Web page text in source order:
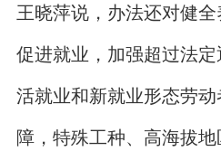
王晓萍说，办法还对健全
促进就业，加强超过法
活就业和新就业形态劳
障，特殊工种、高海拔